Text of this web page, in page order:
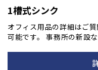
1槽式シンク
オフィス用品の詳細はご
可能です。 事務所の新設